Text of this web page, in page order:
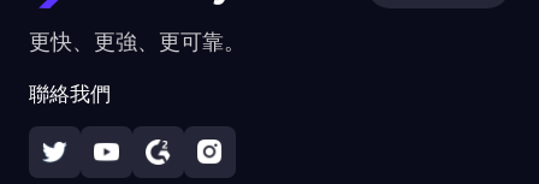
更快、更強、更可靠。
聯絡我們